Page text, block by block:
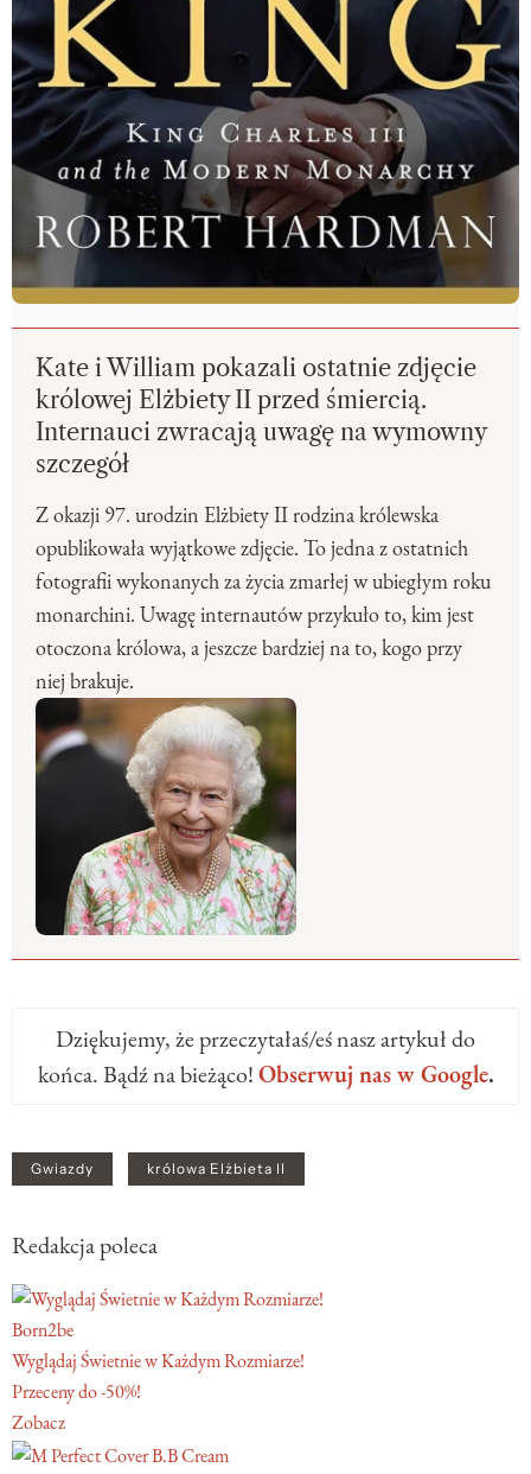
Kate i William pokazali ostatnie zdjęcie
królowej Elżbiety II przed śmiercią.
Internauci zwracają uwagę na wymowny
szczegół
Z okazji 97. urodzin Elżbiety II rodzina królewska
opublikowała wyjątkowe zdjęcie. To jedna z ostatnich
fotografii wykonanych za życia zmarłej w ubiegłym roku
monarchini. Uwagę internautów przykuło to, kim jest
otoczona królowa, a jeszcze bardziej na to, kogo przy
niej brakuje.
Dziękujemy, że przeczytałaś/eś nasz artykuł do
końca. Bądź na bieżąco!Obserwuj nas w Google.
Gwiazdy królowa Elżbieta II
Redakcja poleca
Born2be
Wyglądaj Świetnie w Każdym Rozmiarze!
Przeceny do -50%!
Zobacz